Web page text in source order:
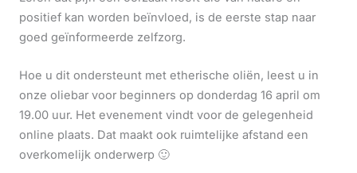
positief kan worden beïnvloed, is de eerste stap naar
goed geïnformeerde zelfzorg.
Hoe u dit ondersteunt met etherische oliën, leest u in
onze oliebar voor beginners op donderdag 16 april om
19.00 uur. Het evenement vindt voor de gelegenheid
online plaats. Dat maakt ook ruimtelijke afstand een
overkomelijk onderwerp 🙂